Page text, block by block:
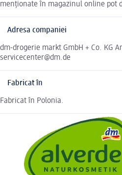
menționate în magazinul online pot
Adresa companiei
dm-drogerie markt GmbH + Co. KG
servicecenter@dm.de
Fabricat în
Fabricat în Polonia.